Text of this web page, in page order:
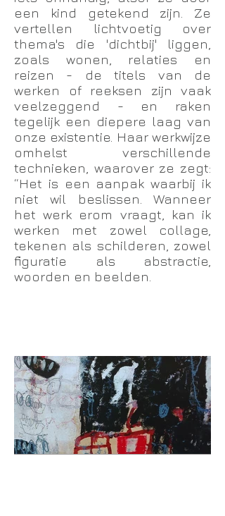
een kind getekend zijn. Ze
vertellen lichtvoetig over
thema's die 'dichtbij' liggen,
zoals wonen, relaties en
reizen - de titels van de
werken of reeksen zijn vaak
veelzeggend - en raken
tegelijk een diepere laag van
onze existentie. Haar werkwijze
omhelst verschillende
technieken, waarover ze zegt:
“Het is een aanpak waarbij ik
niet wil beslissen. Wanneer
het werk erom vraagt, kan ik
werken met zowel collage,
tekenen als schilderen, zowel
figuratie als abstractie,
woorden en beelden.